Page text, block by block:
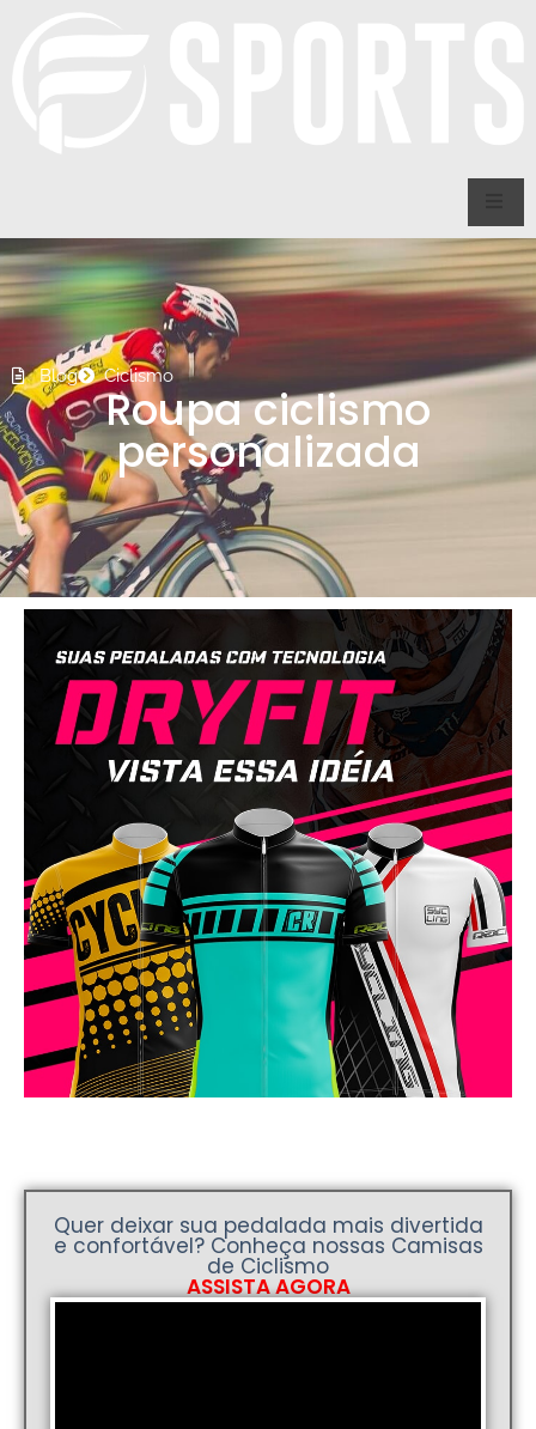
Blog Ciclismo
Roupa ciclismo
personalizada
Quer deixar sua pedalada mais divertida
e confortável? Conheça nossas Camisas
de Ciclismo
ASSISTA AGORA